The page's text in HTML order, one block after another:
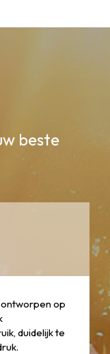
beste
op
duidelijk te